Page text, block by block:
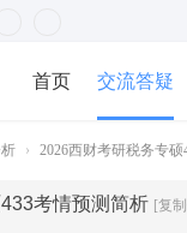
首页 交流答疑
› 2026西财考研税务专
考情预测简析 [复